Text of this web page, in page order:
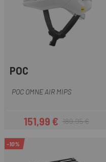
POC
POC OMNE AIR MIPS
Prix
151,99 €Prix habituel
189,95 €
-10%